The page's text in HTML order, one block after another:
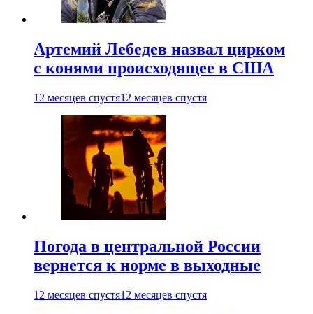
Артемий Лебедев назвал цирком
с конями происходящее в США
12 месяцев спустя12 месяцев спустя
Погода в центральной России
вернется к норме в выходные
12 месяцев спустя12 месяцев спустя